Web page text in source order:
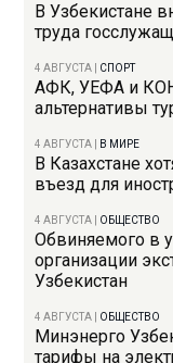
В Узбекистане
труда
4 АВГУСТА СПОРТ
АФК, УЕФА и
альтернативы
4 АВГУСТА В МИРЕ
В Казахстане
въезд для
4 АВГУСТА ОБЩЕСТВО
Обвиняемого в
организации
Узбекистан
4 АВГУСТА ОБЩЕСТВО
Минэнерго
тарифы на